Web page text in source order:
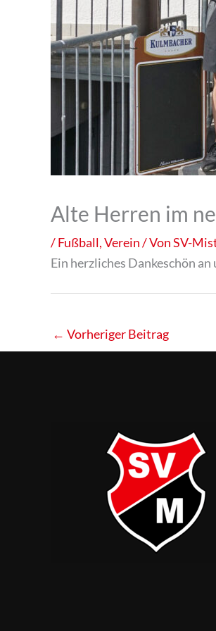
Alte Herren im
/Fußball,Verein/ VonSV-
Ein herzliches Dankeschön
← Vorheriger Beitrag